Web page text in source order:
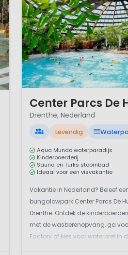
Drenthe, Nederland
L Levendig
Aqua Mundo waterparadijs
Kinderboerderij
Sauna en Turks stoombad
Ideaal voor een visvakantie
Vakantie in Nederland? Beleef
bungalowpark Center Parcs De
Drenthe. Ontdek de
met de wasberenopvang, ga
Factory of kies voor waterpret in